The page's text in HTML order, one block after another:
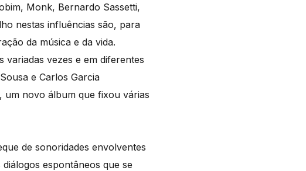
Monk, Bernardo Sassetti,
nestas influências são, para
da música e da vida.
vezes e em diferentes
e Carlos Garcia
um novo álbum que fixou várias
de sonoridades envolventes
espontâneos que se